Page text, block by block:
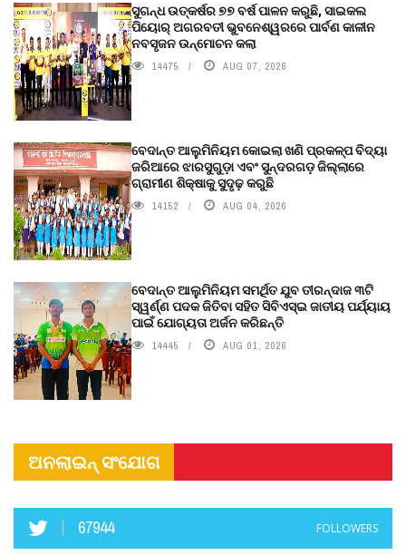
ସୁଗନ୍ଧ ଉତ୍କର୍ଷର ୭୭ ବର୍ଷ ପାଳନ କରୁଛି, ସାଇକଲ
ପିୟୋର୍‌ ଅଗରବତୀ ଭୁବନେଶ୍ୱରରେ ପାର୍ବଣ କାଳୀନ
ନବସୃଜନ ଉନ୍ମୋଚନ କଲା
14475 AUG 07, 2026
ବେଦାନ୍ତ ଆଲୁମିନିୟମ କୋଇଲା ଖଣି ପ୍ରକଳ୍ପ ବିଦ୍ୟା
ଜରିଆରେ ଝାରସୁଗୁଡ଼ା ଏବଂ ସୁନ୍ଦରଗଡ଼ ଜିଲ୍ଲାରେ
ଗ୍ରାମୀଣ ଶିକ୍ଷାକୁ ସୁଦୃଢ଼ କରୁଛି
14152 AUG 04, 2026
ବେଦାନ୍ତ ଆଲୁମିନିୟମ ସମର୍ଥିତ ଯୁବ ତୀରନ୍ଦାଜ ୩ଟି
ସ୍ୱର୍ଣ୍ଣ ପଦକ ଜିତିବା ସହିତ ସିବିଏସ୍ଇ ଜାତୀୟ ପର୍ଯ୍ୟାୟ
ପାଇଁ ଯୋଗ୍ୟତା ଅର୍ଜନ କରିଛନ୍ତି
14445 AUG 01, 2026
ଅନଲାଇନ୍ ସଂଯୋଗ
67944 FOLLOWERS